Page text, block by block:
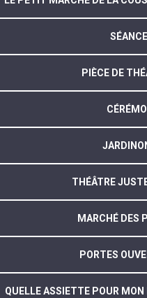
PIÈCE DE
THÉÂTRE
MARCHÉ DES
PORTES
QUELLE ASSIETTE POUR